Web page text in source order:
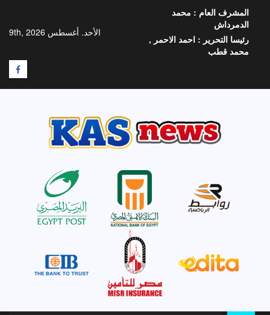
المحتوى
الأحد. أغسطس 9th, 2026
المشرف العام : محمد
الدمرداش
رئيسا التحرير : احمد الاحمر ,
محمد قطب
F